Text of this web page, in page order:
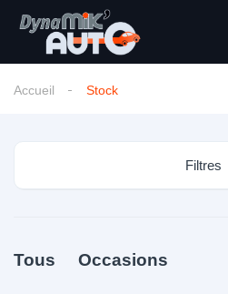
Accueil Stock
Filtres
Tous Occasions